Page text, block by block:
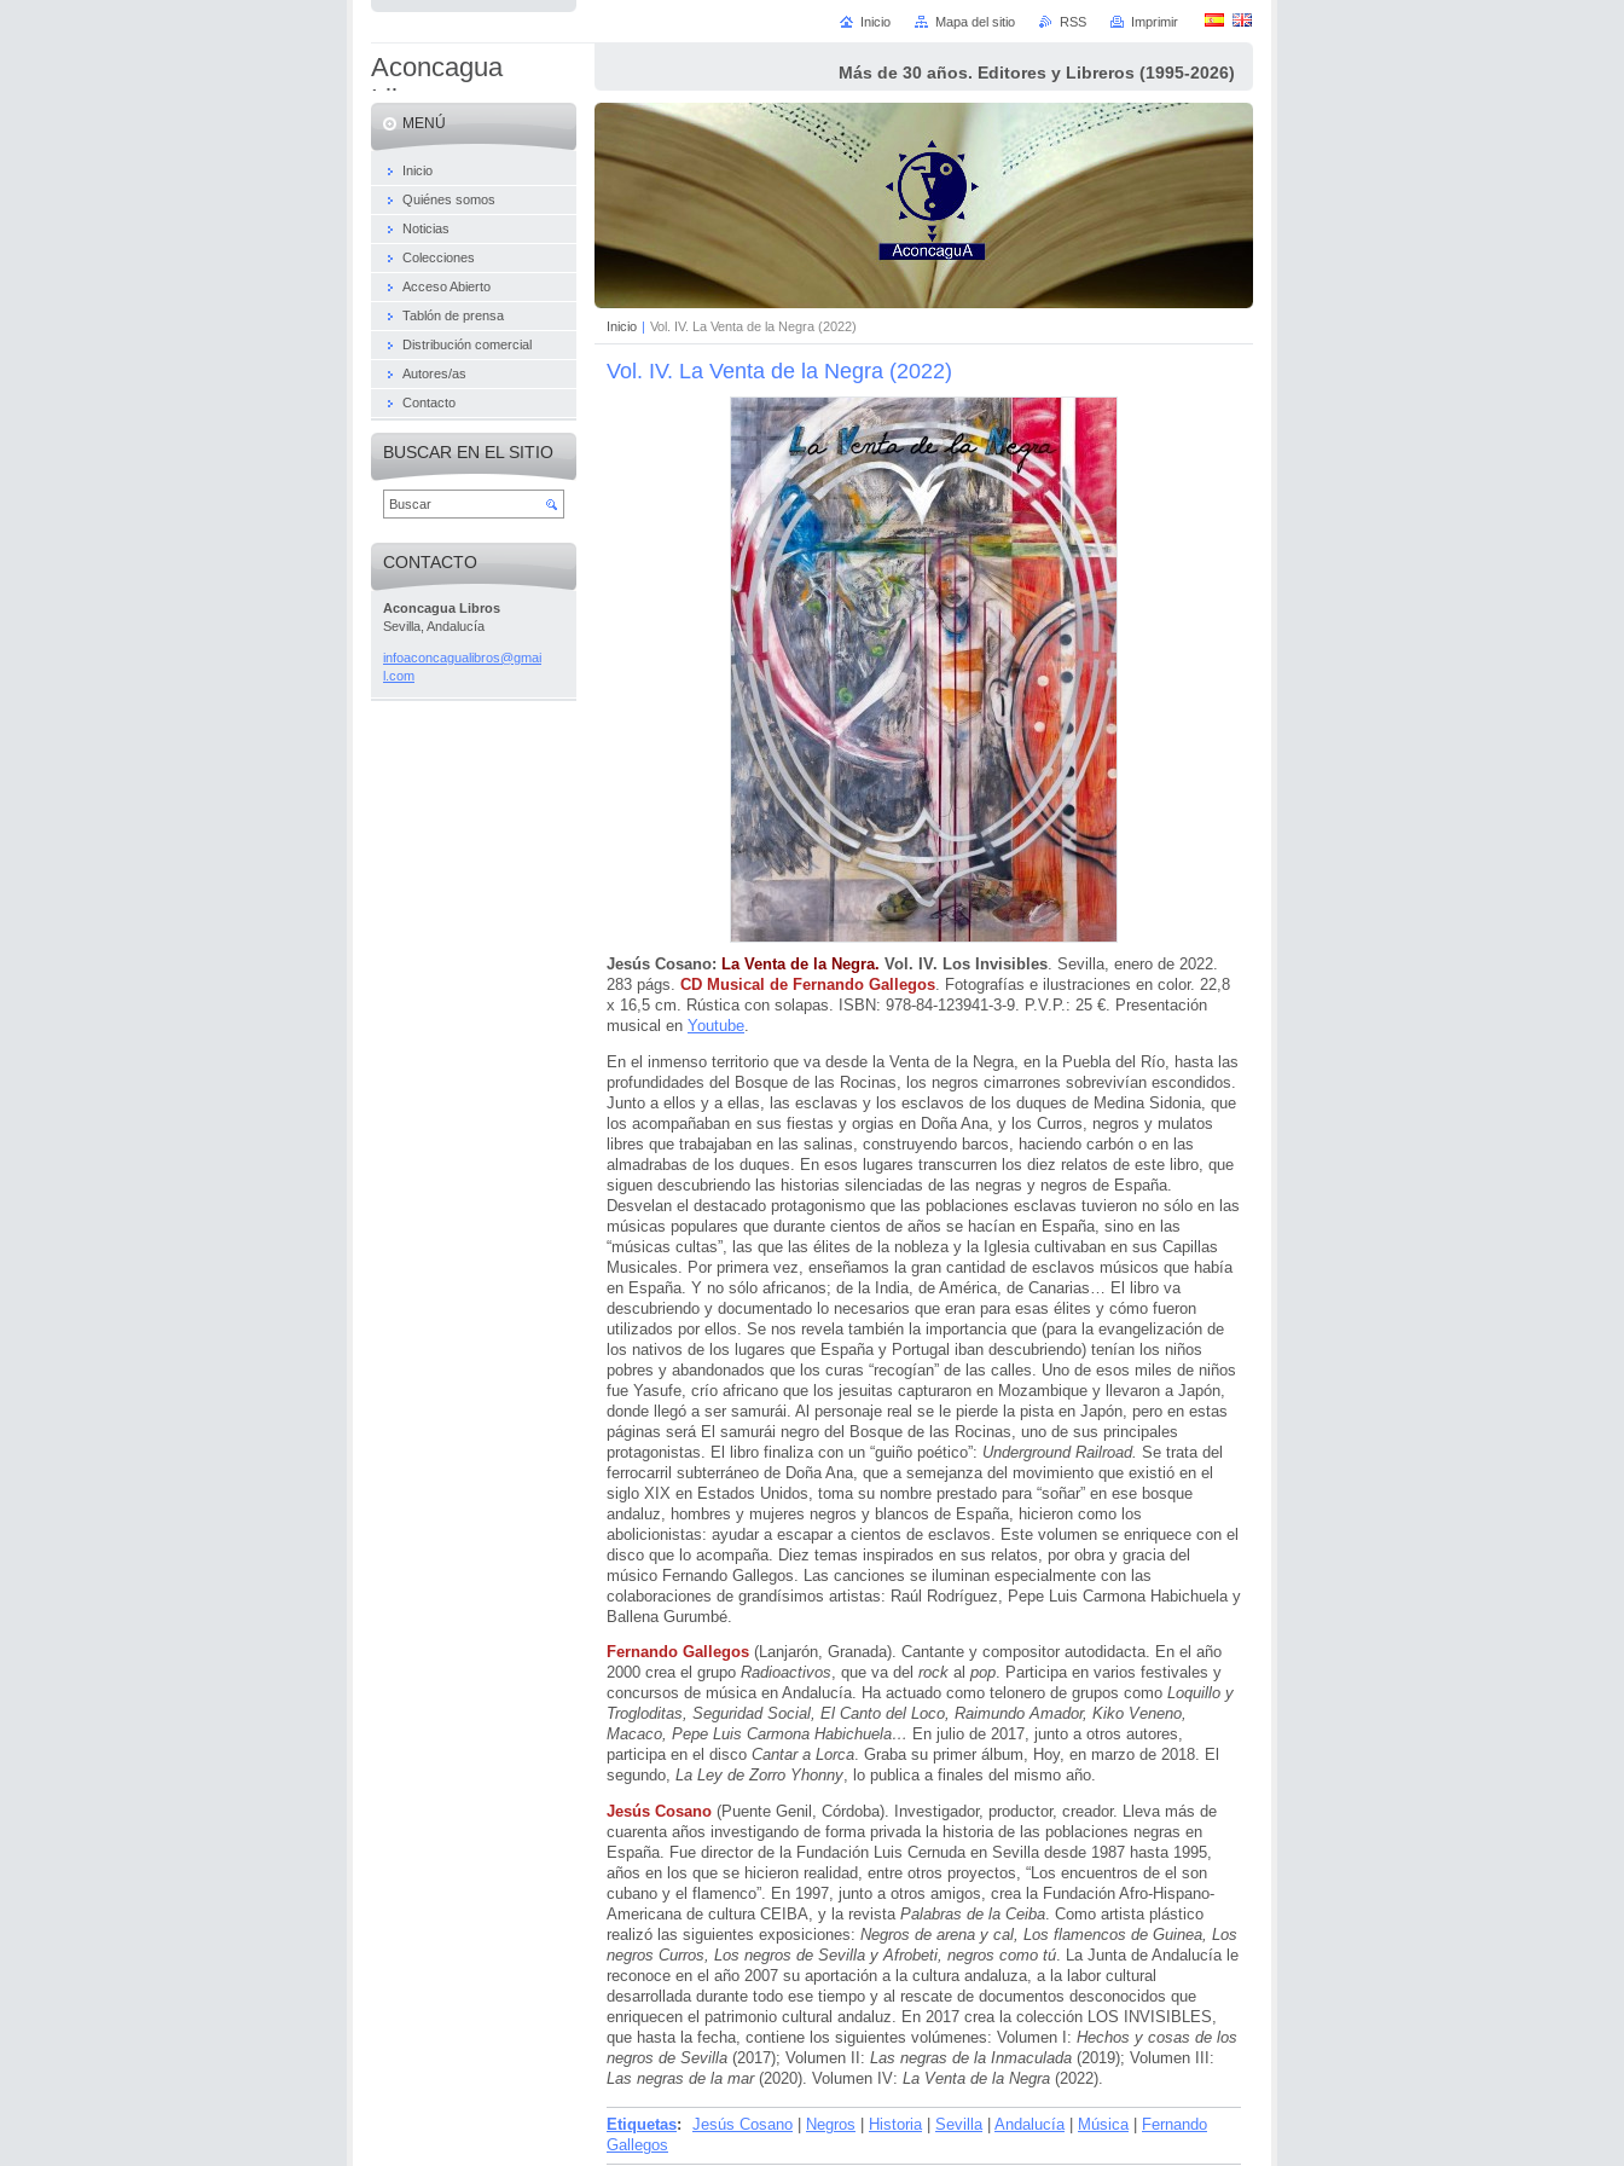
Aconcagua
Libros
Más de 30 años. Editores y Libreros (1995-2026)
Inicio | Vol. IV. La Venta de la Negra (2022)
Vol. IV. La Venta de la Negra (2022)
Jesús Cosano: La Venta de la Negra. Vol. IV. Los Invisibles . Sevilla, enero de 2022.
283 págs. CD Musical de Fernando Gallegos . Fotografías e ilustraciones en color. 22,8
x 16,5 cm. Rústica con solapas. ISBN: 978-84-123941-3-9. P.V.P.: 25 €. Presentación
musical en Youtube
En el inmenso territorio que va desde la Venta de la Negra, en la Puebla del Río, hasta las
profundidades del Bosque de las Rocinas, los negros cimarrones sobrevivían escondidos.
Junto a ellos y a ellas, las esclavas y los esclavos de los duques de Medina Sidonia, que
los acompañaban en sus fiestas y orgias en Doña Ana, y los Curros, negros y mulatos
libres que trabajaban en las salinas, construyendo barcos, haciendo carbón o en las
almadrabas de los duques. En esos lugares transcurren los diez relatos de este libro, que
siguen descubriendo las historias silenciadas de las negras y negros de España.
Desvelan el destacado protagonismo que las poblaciones esclavas tuvieron no sólo en las
músicas populares que durante cientos de años se hacían en España, sino en las
“músicas cultas”, las que las élites de la nobleza y la Iglesia cultivaban en sus Capillas
Musicales. Por primera vez, enseñamos la gran cantidad de esclavos músicos que había
en España. Y no sólo africanos; de la India, de América, de Canarias… El libro va
descubriendo y documentado lo necesarios que eran para esas élites y cómo fueron
utilizados por ellos. Se nos revela también la importancia que (para la evangelización de
los nativos de los lugares que España y Portugal iban descubriendo) tenían los niños
pobres y abandonados que los curas “recogían” de las calles. Uno de esos miles de niños
fue Yasufe, crío africano que los jesuitas capturaron en Mozambique y llevaron a Japón,
donde llegó a ser samurái. Al personaje real se le pierde la pista en Japón, pero en estas
páginas será El samurái negro del Bosque de las Rocinas, uno de sus principales
protagonistas. El libro finaliza con un “guiño poético”: Underground Railroad. Se trata del
ferrocarril subterráneo de Doña Ana, que a semejanza del movimiento que existió en el
siglo XIX en Estados Unidos, toma su nombre prestado para “soñar” en ese bosque
andaluz, hombres y mujeres negros y blancos de España, hicieron como los
abolicionistas: ayudar a escapar a cientos de esclavos. Este volumen se enriquece con el
disco que lo acompaña. Diez temas inspirados en sus relatos, por obra y gracia del
músico Fernando Gallegos. Las canciones se iluminan especialmente con las
colaboraciones de grandísimos artistas: Raúl Rodríguez, Pepe Luis Carmona Habichuela y
Ballena Gurumbé.
Fernando Gallegos (Lanjarón, Granada). Cantante y compositor autodidacta. En el año
2000 crea el grupo Radioactivos, que va del rock al pop. Participa en varios festivales y
concursos de música en Andalucía. Ha actuado como telonero de grupos como Loquillo y
Trogloditas, Seguridad Social, El Canto del Loco, Raimundo Amador, Kiko Veneno,
Macaco, Pepe Luis Carmona Habichuela… En julio de 2017, junto a otros autores,
participa en el disco Cantar a Lorca. Graba su primer álbum, Hoy, en marzo de 2018. El
segundo, La Ley de Zorro Yhonny, lo publica a finales del mismo año.
Jesús Cosano (Puente Genil, Córdoba). Investigador, productor, creador. Lleva más de
cuarenta años investigando de forma privada la historia de las poblaciones negras en
España. Fue director de la Fundación Luis Cernuda en Sevilla desde 1987 hasta 1995,
años en los que se hicieron realidad, entre otros proyectos, “Los encuentros de el son
cubano y el flamenco”. En 1997, junto a otros amigos, crea la Fundación Afro-Hispano-
Americana de cultura CEIBA, y la revista Palabras de la Ceiba. Como artista plástico
realizó las siguientes exposiciones: Negros de arena y cal, Los flamencos de Guinea, Los
negros Curros, Los negros de Sevilla y Afrobeti, negros como tú. La Junta de Andalucía le
reconoce en el año 2007 su aportación a la cultura andaluza, a la labor cultural
desarrollada durante todo ese tiempo y al rescate de documentos desconocidos que
enriquecen el patrimonio cultural andaluz. En 2017 crea la colección LOS INVISIBLES,
que hasta la fecha, contiene los siguientes volúmenes: Volumen I: Hechos y cosas de los
negros de Sevilla (2017); Volumen II: Las negras de la Inmaculada (2019); Volumen III:
Las negras de la mar(2020). Volumen IV: La Venta de la Negra (2022).
Etiquetas: Jesús Cosano Negros Historia Sevilla Andalucía Música
Fernando
Gallegos
MENÚ
Inicio
Quiénes somos
Noticias
Colecciones
Acceso Abierto
Tablón de prensa
Distribución comercial
Autores/as
Contacto
BUSCAR EN EL SITIO
CONTACTO
Aconcagua Libros
Sevilla, Andalucía
infoaconcagualibros@gmai
l.com
Inicio Mapa del sitio RSS Imprimir